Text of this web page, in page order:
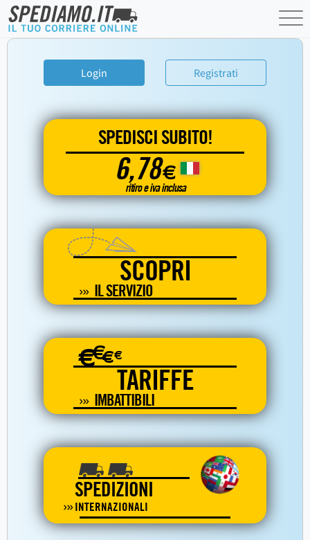
Login Registrati
SPEDISCI SUBITO!
6,78€
ritiro e iva inclusa
SCOPRI
IL SERVIZIO
€€€€
TARIFFE
IMBATTIBILI
SPEDIZIONI
INTERNAZIONALI